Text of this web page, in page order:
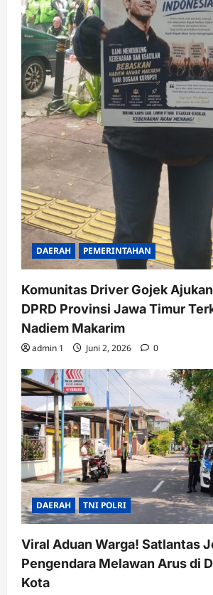
DAERAH PEMERINTAHAN
Komunitas Driver Gojek
DPRD Provinsi Jawa Timur
Nadiem Makarim
admin 1 Juni 2, 2026 0
DAERAH TNI POLRI
Viral Aduan Warga! Satlantas
Pengendara Melawan Arus di
Kota